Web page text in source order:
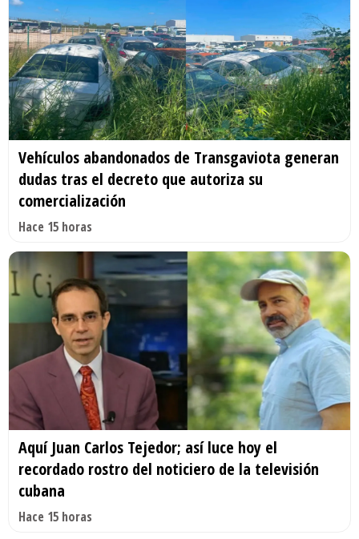
Vehículos abandonados de Transgaviota generan
dudas tras el decreto que autoriza su
comercialización
Hace 15 horas
Aquí Juan Carlos Tejedor; así luce hoy el
recordado rostro del noticiero de la televisión
cubana
Hace 15 horas